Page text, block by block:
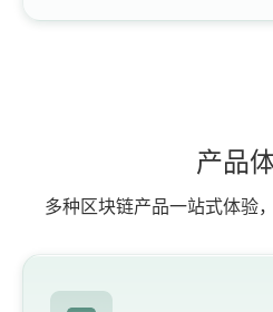
产品
多种区块链产品一站式体验